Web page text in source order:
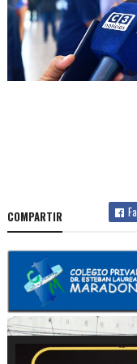
COMPARTIR